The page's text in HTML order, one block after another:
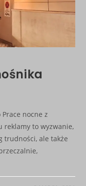
nocne z
reklamy to wyzwanie,
trudności, ale także